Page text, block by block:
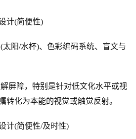
计(简便性)
阳/水杯)、色彩编码系统、盲文与
障，特别是针对低文化水平或视
转化为本能的视觉或触觉反射。
(简便性/及时性)